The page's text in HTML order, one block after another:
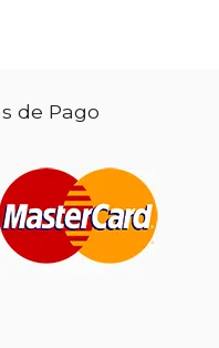
de Pago